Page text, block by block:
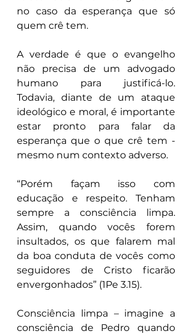
no caso da esperança que só
quem crê tem.
A verdade é que o evangelho
não precisa de um advogado
humano para justificá-lo.
Todavia, diante de um ataque
ideológico e moral, é importante
estar pronto para falar da
esperança que o que crê tem -
mesmo num contexto adverso.
“Porém façam isso com
educação e respeito. Tenham
sempre a consciência limpa.
Assim, quando vocês forem
insultados, os que falarem mal
da boa conduta de vocês como
seguidores de Cristo ficarão
envergonhados” (1Pe 3.15).
Consciência limpa – imagine a
consciência de Pedro quando